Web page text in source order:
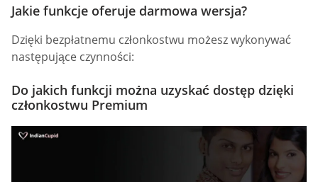
Jakie funkcje oferuje darmowa wersja?
Dzięki bezpłatnemu członkostwu możesz wykonywać
następujące czynności:
Do jakich funkcji można uzyskać dostęp dzięki
członkostwu Premium